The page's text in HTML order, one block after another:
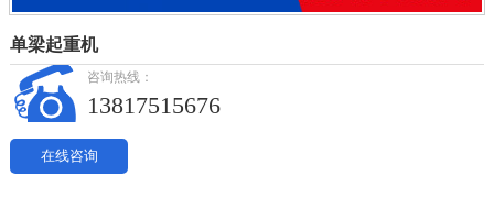
单梁起重机
咨询热线：
13817515676
在线咨询